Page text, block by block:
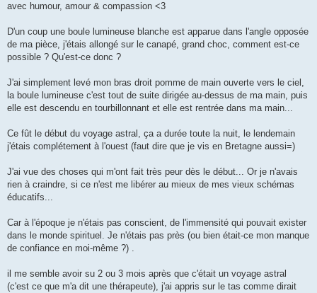
avec humour, amour & compassion <3
D'un coup une boule lumineuse blanche est apparue dans l'angle opposée
de ma pièce, j'étais allongé sur le canapé, grand choc, comment est-ce
possible ? Qu'est-ce donc ?
J'ai simplement levé mon bras droit pomme de main ouverte vers le ciel,
la boule lumineuse c'est tout de suite dirigée au-dessus de ma main, puis
elle est descendu en tourbillonnant et elle est rentrée dans ma main...
Ce fût le début du voyage astral, ça a durée toute la nuit, le lendemain
j'étais complétement à l'ouest (faut dire que je vis en Bretagne aussi=)
J'ai vue des choses qui m'ont fait très peur dès le début... Or je n'avais
rien à craindre, si ce n'est me libérer au mieux de mes vieux schémas
éducatifs...
Car à l'époque je n'étais pas conscient, de l'immensité qui pouvait exister
dans le monde spirituel. Je n'étais pas près (ou bien était-ce mon manque
de confiance en moi-même ?) .
il me semble avoir su 2 ou 3 mois après que c'était un voyage astral
(c'est ce que m'a dit une thérapeute), j'ai appris sur le tas comme dirait